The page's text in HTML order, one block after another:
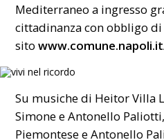
Mediterraneo a ingresso
cittadinanza con obbligo
sito
Su musiche di Heitor Villa
Simone e Antonello
Piemontese e Antonello